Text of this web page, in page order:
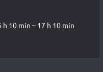
10 min – 17 h 10 min